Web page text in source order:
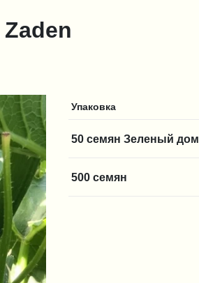
Упаковка
50 семян Зеленый дом
500 семян